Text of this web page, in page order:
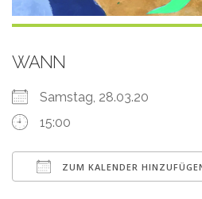
WANN
Samstag, 28.03.20
15:00
ZUM KALENDER